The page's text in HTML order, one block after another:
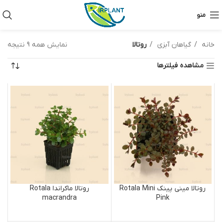
منو
خانه گیاهان آبزی روتالا نمایش همه 9 نتیجه
مشاهده فیلترها
روتالا مینی پینک Rotala Mini
Pink
روتالا ماکراندا Rotala
macrandra